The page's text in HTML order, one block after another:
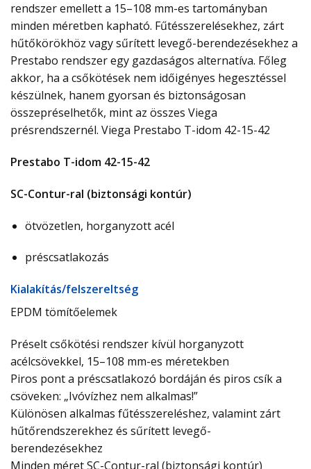
rendszer emellett a 15–108 mm-es tartományban
minden méretben kapható. Fűtésszerelésekhez, zárt
hűtőkörökhöz vagy sűrített levegő-berendezésekhez a
Prestabo rendszer egy gazdaságos alternatíva. Főleg
akkor, ha a csőkötések nem időigényes hegesztéssel
készülnek, hanem gyorsan és biztonságosan
összepréselhetők, mint az összes Viega
présrendszernél. Viega Prestabo T-idom 42-15-42
Prestabo T-idom 42-15-42
SC-Contur-ral (biztonsági kontúr)
ötvözetlen, horganyzott acél
préscsatlakozás
Ki­ala­kí­tás/­fel­sze­relt­ség
EPDM tömítőelemek
Préselt csőkötési rendszer kívül horganyzott
acélcsövekkel, 15–108 mm-es méretekben
Piros pont a préscsatlakozó bordáján és piros csík a
csöveken: „Ivóvízhez nem alkalmas!”
Különösen alkalmas fűtésszereléshez, valamint zárt
hűtőrendszerekhez és sűrített levegő-
berendezésekhez
Minden méret SC-Contur-ral (biztonsági kontúr)